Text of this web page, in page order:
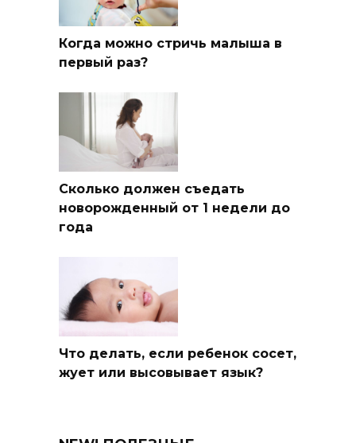
Когда можно стричь малыша в
первый раз?
Сколько должен съедать
новорожденный от 1 недели до
года
Что делать, если ребенок сосет,
жует или высовывает язык?